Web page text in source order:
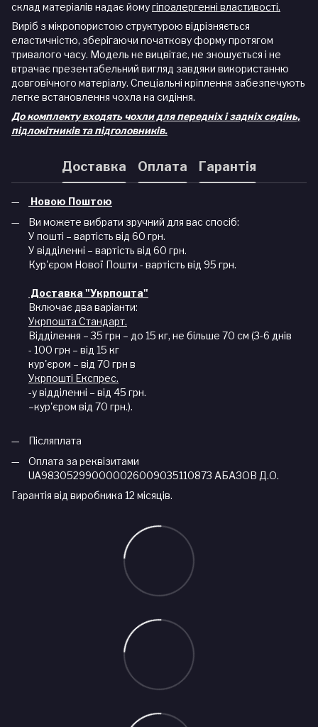
склад матеріалів надає йомугіпоалергенні властивості.
Виріб з мікропористою структурою відрізняється
еластичністю, зберігаючи початкову форму протягом
тривалого часу. Модель не вицвітає, не зношується і не
втрачає презентабельний вигляд завдяки використанню
довговічного матеріалу. Спеціальні кріплення забезпечують
легке встановлення чохла на сидіння.
До комплекту входять чохли для передніх і задніх сидінь,
підлокітників та підголовників.
Доставка Оплата Гарантія
Новою Поштою
Ви можете вибрати зручний для вас спосіб:
У пошті – вартість від 60 грн.
У відділенні – вартість від 60 грн.
Кур'єром Нової Пошти - вартість від 95 грн.
Доставка "Укрпошта"
Включає два варіанти:
Укрпошта Стандарт.
Відділення – 35 грн – до 15 кг, не більше 70 см (3-6 днів
- 100 грн – від 15 кг
кур'єром – від 70 грн в
Укрпошті Експрес.
-у відділенні – від 45 грн.
–кур'єром від 70 грн.).
Післяплата
Оплата за реквізитами
UA983052990000026009035110873 АБАЗОВ Д.О.
Гарантія від виробника 12 місяців.